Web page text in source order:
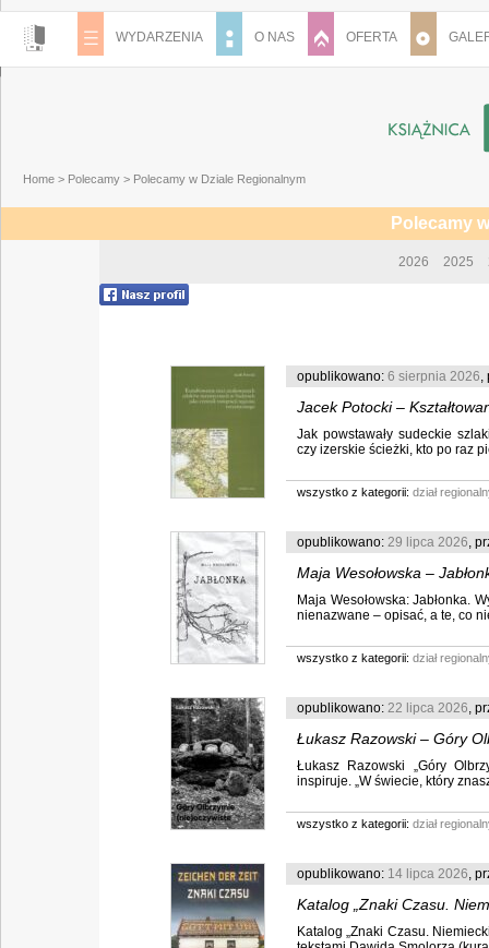
WYDARZENIA O NAS OFERTA
Home > Polecamy > Polecamy w Dziale Regionalnym
Polecamy
2026 2025
opublikowano: 6 sierpnia 2026,
Jacek Potocki –
czynnik integracyjny
Jak powstawały sudeckie
czy izerskie ścieżki, kto po raz
wszystko z kategorii: dział
opublikowano: 29 lipca 2026,
Maja Wesołowska –
Maja Wesołowska: Jabłonka.
nienazwane – opisać, a te, co
wszystko z kategorii: dział
opublikowano: 22 lipca 2026,
Łukasz Razowski – Góry
Łukasz Razowski „Góry
inspiruje. „W świecie, który
wszystko z kategorii: dział
opublikowano: 14 lipca 2026,
Katalog „Znaki Czasu.
Katalog „Znaki Czasu.